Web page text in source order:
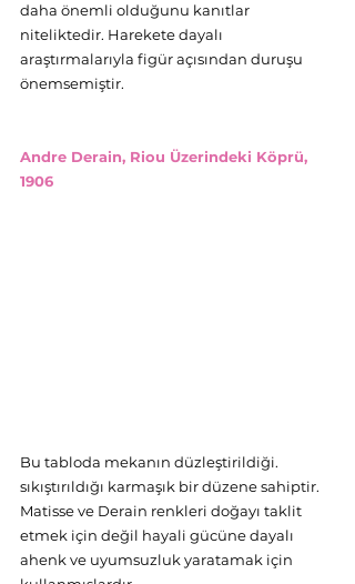
daha önemli olduğunu kanıtlar
niteliktedir. Harekete dayalı
araştırmalarıyla figür açısından duruşu
önemsemiştir.
Andre Derain, Riou Üzerindeki Köprü,
1906
Bu tabloda mekanın düzleştirildiği.
sıkıştırıldığı karmaşık bir düzene sahiptir.
Matisse ve Derain renkleri doğayı taklit
etmek için değil hayali gücüne dayalı
ahenk ve uyumsuzluk yaratamak için